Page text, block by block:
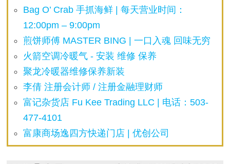
Bag O’ Crab 手抓海鲜 | 每天营业时间：
12:00pm – 9:00pm
煎饼师傅 MASTER BING | 一口入魂 回味无穷
火箭空调冷暖气 - 安装 维修 保养
聚龙冷暖器维修保养新装
李倩 注册会计师 / 注册金融理财师
富记杂货店 Fu Kee Trading LLC | 电话：503-
477-4101
富康商场逸四方快递门店 | 优创公司